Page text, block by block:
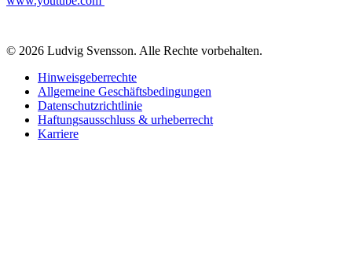
© 2026 Ludvig Svensson. Alle Rechte vorbehalten.
Hinweisgeberrechte
Allgemeine Geschäftsbedingungen
Datenschutzrichtlinie
Haftungsausschluss & urheberrecht
Karriere